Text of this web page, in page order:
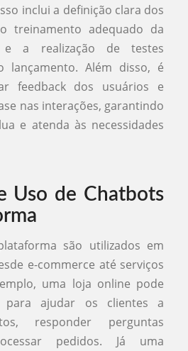
inclui a definição clara dos
treinamento adequado da
e a realização de testes
lançamento. Além disso, é
feedback dos usuários e
nas interações, garantindo
e atenda às necessidades
Uso de Chatbots
são utilizados em
e-commerce até serviços
uma loja online pode
ajudar os clientes a
responder perguntas
pedidos. Já uma